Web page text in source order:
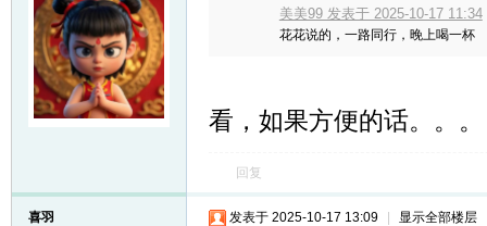
美美99 发表于 2025-10-17 11:34
花花说的，一路同行，晚上喝一杯
看，如果方便的话。。。
回复
喜羽 发表于 2025-10-17 13:09 显示全部楼层